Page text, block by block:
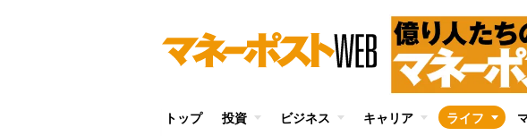
トップ 投資 ビジネス キャリア ライフ